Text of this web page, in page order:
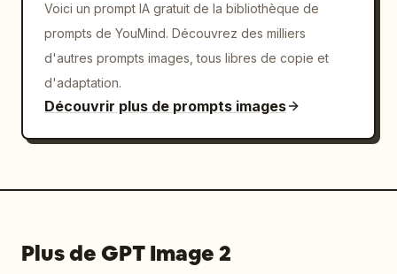
Voici un prompt IA gratuit de la bibliothèque de
prompts de YouMind. Découvrez des milliers
d'autres prompts images, tous libres de copie et
d'adaptation.
Découvrir plus de prompts images
Plus de GPT Image 2